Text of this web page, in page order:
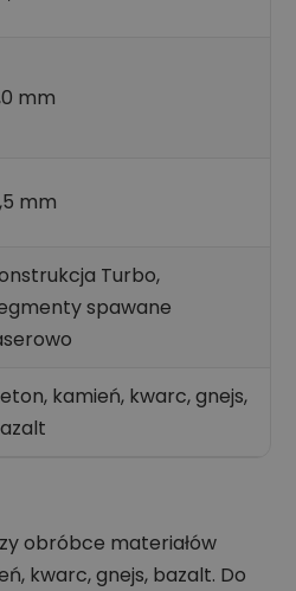
mm
mm
Turbo,
spawane
kamień, kwarc, gnejs,
obróbce materiałów
kwarc, gnejs, bazalt. Do